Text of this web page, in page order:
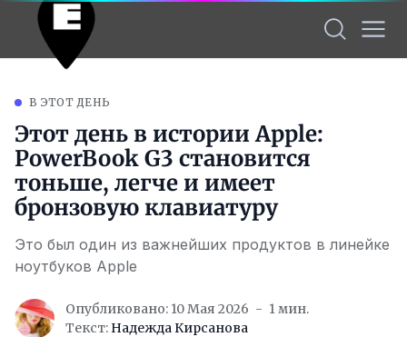
В ЭТОТ ДЕНЬ
Этот день в истории Apple:
PowerBook G3 становится
тоньше, легче и имеет
бронзовую клавиатуру
Это был один из важнейших продуктов в линейке
ноутбуков Apple
Опубликовано: 10 Мая 2026
1 мин.
Текст: Надежда Кирсанова